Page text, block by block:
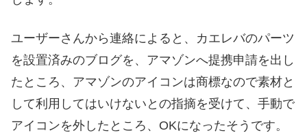
ユーザーさんから連絡によると、カエレバのパーツ
を設置済みのブログを、アマゾンへ提携申請を出し
たところ、アマゾンのアイコンは商標なので素材と
して利用してはいけないとの指摘を受けて、手動で
アイコンを外したところ、OKになったそうです。